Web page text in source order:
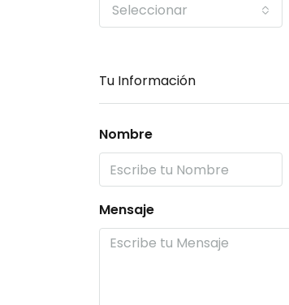
Seleccionar
Tu Información
Nombre
Mensaje